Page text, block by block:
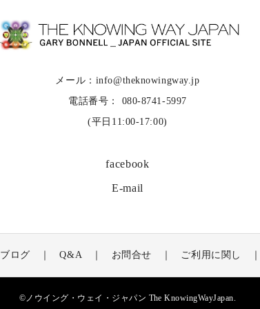
メール：info@theknowingway.jp
電話番号： 080-8741-5997
(平日11:00-17:00)
facebook
E-mail
ブログ Q&A お問合せ ご利用に関し
©ノウイング・ウェイ・ジャパン The KnowingWayJapan.